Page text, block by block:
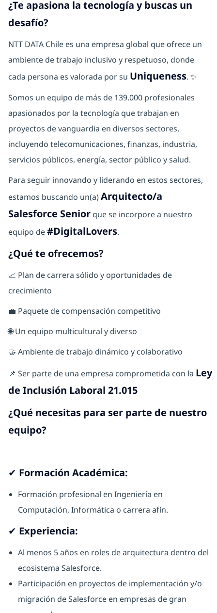
¿Te apasiona la tecnología y buscas un
desafío?
NTT DATA Chile es una empresa global que ofrece un
ambiente de trabajo inclusivo y respetuoso, donde
cada persona es valorada por su Uniqueness. ✨
Somos un equipo de más de 139.000 profesionales
apasionados por la tecnología que trabajan en
proyectos de vanguardia en diversos sectores,
incluyendo telecomunicaciones, finanzas, industria,
servicios públicos, energía, sector público y salud.
Para seguir innovando y liderando en estos sectores,
estamos buscando un(a)Arquitecto/a
Salesforce Seniorque se incorpore a nuestro
equipo de#DigitalLovers.
¿Qué te ofrecemos?
📈 Plan de carrera sólido y oportunidades de
crecimiento
💼 Paquete de compensación competitivo
🌐 Un equipo multicultural y diverso
🤝 Ambiente de trabajo dinámico y colaborativo
📌 Ser parte de una empresa comprometida con la Ley
de Inclusión Laboral 21.015
¿Qué necesitas para ser parte de nuestro
equipo?
✔ Formación Académica:
Formación profesional en Ingeniería en
Computación, Informática o carrera afín.
✔ Experiencia:
Al menos 5 años en roles de arquitectura dentro del
ecosistema Salesforce.
Participación en proyectos de implementación y/o
migración de Salesforce en empresas de gran